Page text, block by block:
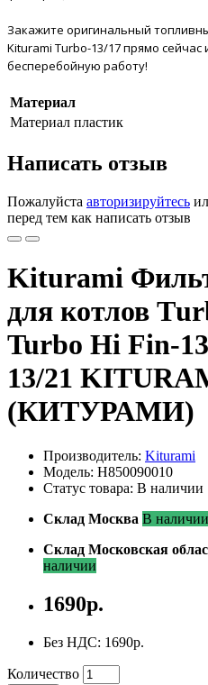
Закажите оригинальный
Kiturami Тurbo-13/17прямо сейчас
бесперебойную работу!
Материал
Материал пластик
Написать отзыв
Пожалуйста авторизируйтесь
перед тем как написать отзыв
Kiturami
для котлов
Turbo Hi Fin-
13/21
(КИТУРАМИ)
Производитель: Kiturami
Модель: H850090010
Статус товара: В наличии
Склад Москва В наличии
Склад Московская
наличии
1690р.
Без НДС: 1690р.
Количество